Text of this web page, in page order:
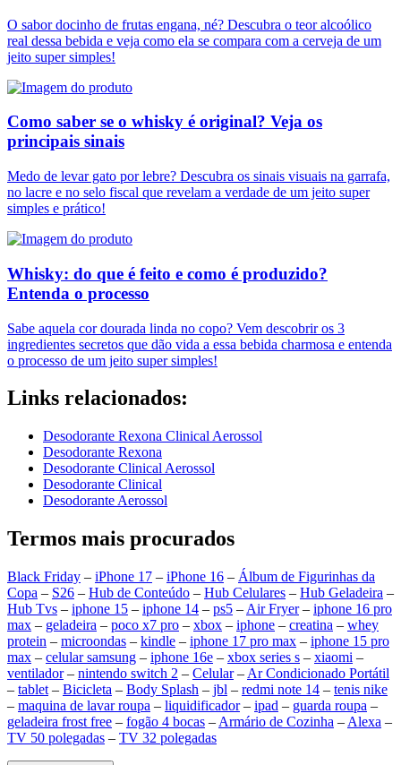
O sabor docinho de frutas engana, né? Descubra o teor alcoólico
real dessa bebida e veja como ela se compara com a cerveja de um
jeito super simples!
Como saber se o whisky é original? Veja os
principais sinais
Medo de levar gato por lebre? Descubra os sinais visuais na garrafa,
no lacre e no selo fiscal que revelam a verdade de um jeito super
simples e prático!
Whisky: do que é feito e como é produzido?
Entenda o processo
Sabe aquela cor dourada linda no copo? Vem descobrir os 3
ingredientes secretos que dão vida a essa bebida charmosa e entenda
o processo de um jeito super simples!
Links relacionados:
Desodorante Rexona Clinical Aerossol
Desodorante Rexona
Desodorante Clinical Aerossol
Desodorante Clinical
Desodorante Aerossol
Termos mais procurados
Black Friday – iPhone 17 – iPhone 16 – Álbum de Figurinhas da
Copa – S26 – Hub de Conteúdo – Hub Celulares – Hub Geladeira –
Hub Tvs – iphone 15 – iphone 14 – ps5 – Air Fryer– iphone 16 pro
max – geladeira – poco x7 pro – xbox – iphone – creatina – whey
protein – microondas – kindle – iphone 17 pro max – iphone 15 pro
max – celular samsung – iphone 16e – xbox series s – xiaomi –
ventilador– nintendo switch 2 – Celular– Ar Condicionado Portátil
– tablet – Bicicleta – Body Splash – jbl – redmi note 14 – tenis nike
– maquina de lavar roupa – liquidificador– ipad – guarda roupa –
geladeira frost free – fogão 4 bocas – Armário de Cozinha – Alexa –
TV 50 polegadas – TV 32 polegadas